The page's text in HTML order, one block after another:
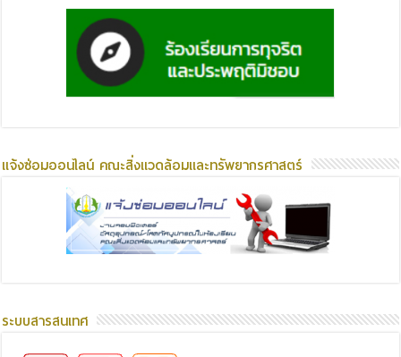
แจ้งซ่อมออนไลน์ คณะสิ่งแวดล้อมและทรัพยากรศาสตร์
ระบบสารสนเทศ